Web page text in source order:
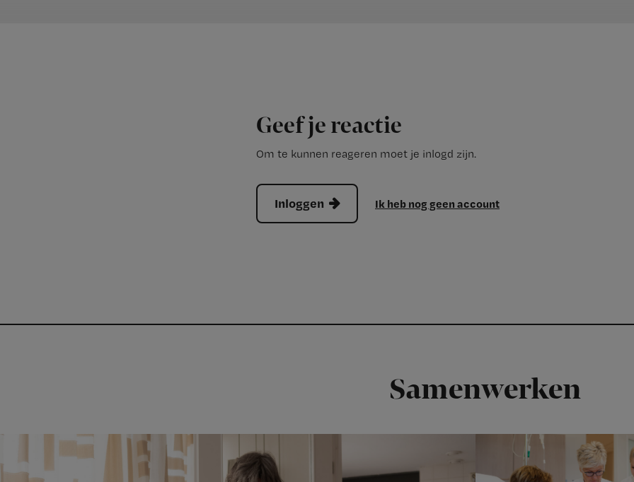
Geef je reactie
Om te kunnen reageren moet je inlogd zijn.
Inloggen Ik heb nog geen account
Samenwerken